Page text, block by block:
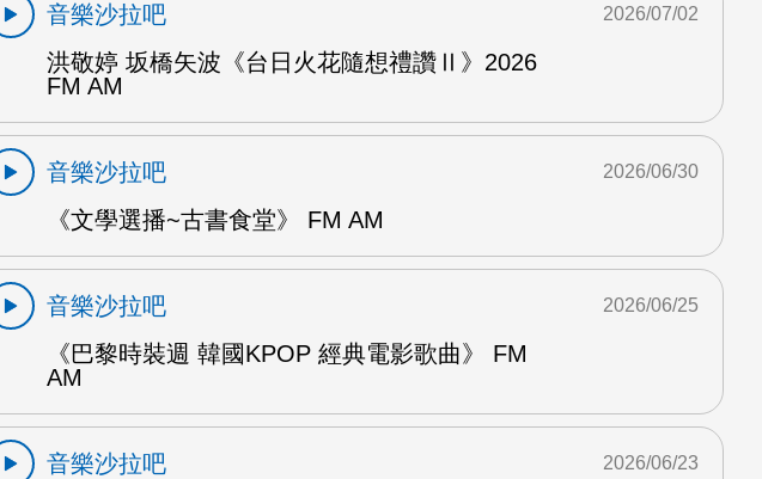
音樂沙拉吧
洪敬婷 坂橋矢波《台日火花隨想禮讚Ⅱ》2026
FM AM
2026/07/02
音樂沙拉吧
《文學選播~古書食堂》 FM AM
2026/06/30
音樂沙拉吧
《巴黎時裝週 韓國KPOP 經典電影歌曲》 FM
AM
2026/06/25
音樂沙拉吧
2026/06/23